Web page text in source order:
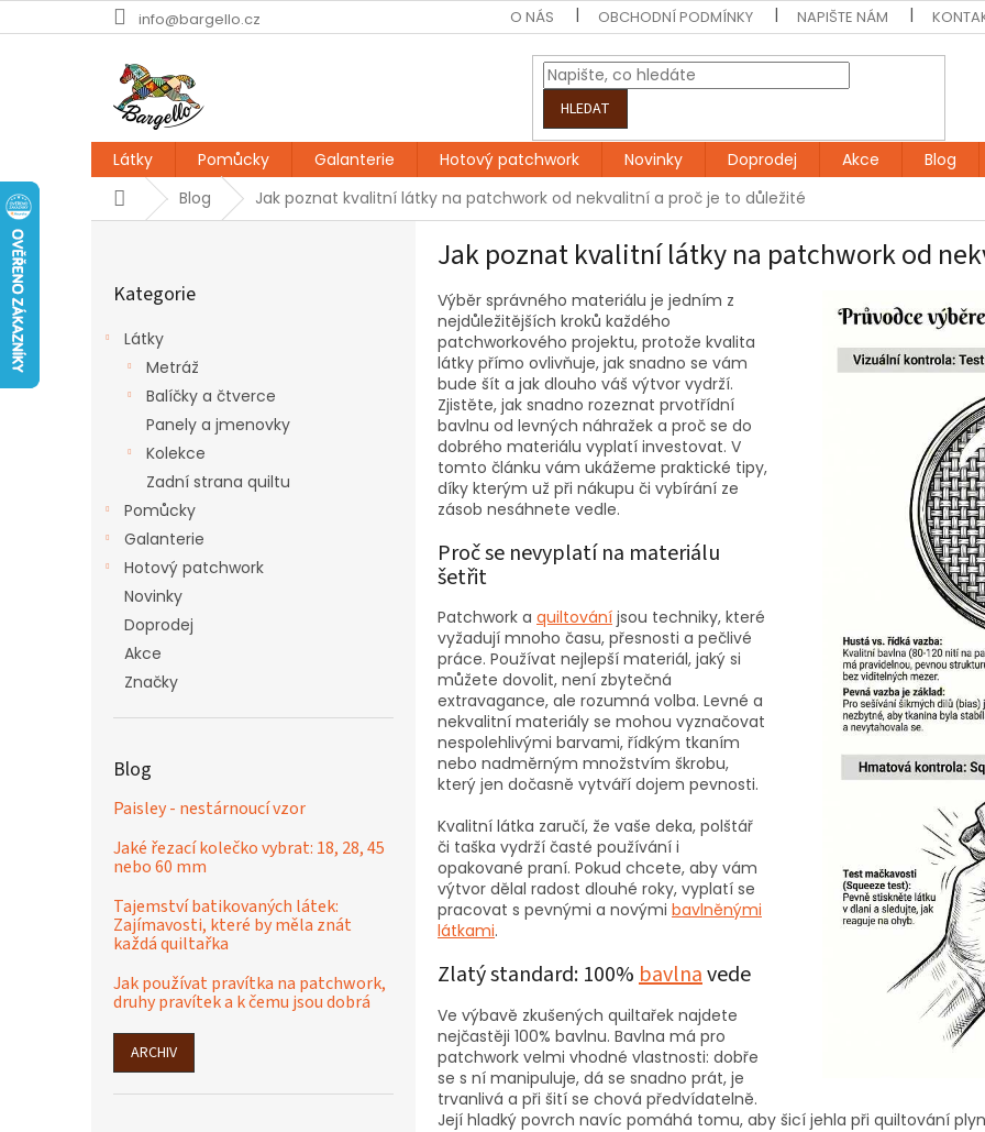
na
info@bargello.cz O NÁS OBCHODNÍ PODMÍNKY NAPIŠTE NÁM
HLEDAT
Látky Pomůcky Galanterie Hotový patchwork Novinky Doprodej Akce
Blog
DomůBlog Jak poznat kvalitní látky na patchwork od nekvalitní a proč je to důležité
kategorie
Kategorie
Látky
Metráž
Balíčky a čtverce
Panely a jmenovky
Kolekce
Zadní strana quiltu
Pomůcky
Galanterie
Hotový patchwork
Novinky
Doprodej
Akce
Značky
Blog
Paisley - nestárnoucí vzor
Jaké řezací kolečko vybrat: 18, 28, 45
nebo 60 mm
Tajemství batikovaných látek:
Zajímavosti, které by měla znát
každá quiltařka
Jak používat pravítka na patchwork,
druhy pravítek a k čemu jsou dobrá
ARCHIV
Jak poznat kvalitní látky na patchwork od
Výběr správného materiálu je jedním z
nejdůležitějších kroků každého
patchworkového projektu, protože kvalita
látky přímo ovlivňuje, jak snadno se vám
bude šít a jak dlouho váš výtvor vydrží.
Zjistěte, jak snadno rozeznat prvotřídní
bavlnu od levných náhražek a proč se do
dobrého materiálu vyplatí investovat. V
tomto článku vám ukážeme praktické tipy,
díky kterým už při nákupu či vybírání ze
zásob nesáhnete vedle.
Proč se nevyplatí na materiálu
šetřit
Patchwork a quiltování jsou techniky, které
vyžadují mnoho času, přesnosti a pečlivé
práce. Používat nejlepší materiál, jaký si
můžete dovolit, není zbytečná
extravagance, ale rozumná volba. Levné a
nekvalitní materiály se mohou vyznačovat
nespolehlivými barvami, řídkým tkaním
nebo nadměrným množstvím škrobu,
který jen dočasně vytváří dojem pevnosti.
Kvalitní látka zaručí, že vaše deka, polštář
či taška vydrží časté používání i
opakované praní. Pokud chcete, aby vám
výtvor dělal radost dlouhé roky, vyplatí se
pracovat s pevnými a novými bavlněnými
látkami.
Zlatý standard: 100%bavlnavede
Ve výbavě zkušených quiltařek najdete
nejčastěji 100% bavlnu. Bavlna má pro
patchwork velmi vhodné vlastnosti: dobře
se s ní manipuluje, dá se snadno prát, je
trvanlivá a při šití se chová předvídatelně.
Její hladký povrch navíc pomáhá tomu, aby šicí jehla při quiltování